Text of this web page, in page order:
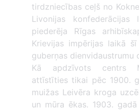
tirdzniecības ceļš no
Livonijas konfederācijas
piederēja Rīgas
Krievijas impērijas laikā
guberņas dienvidaustrumu
Kā apdzīvots centrs
attīstīties tikai pēc 1900.
muižas Leivēra kroga
un mūra ēkas. 1903.